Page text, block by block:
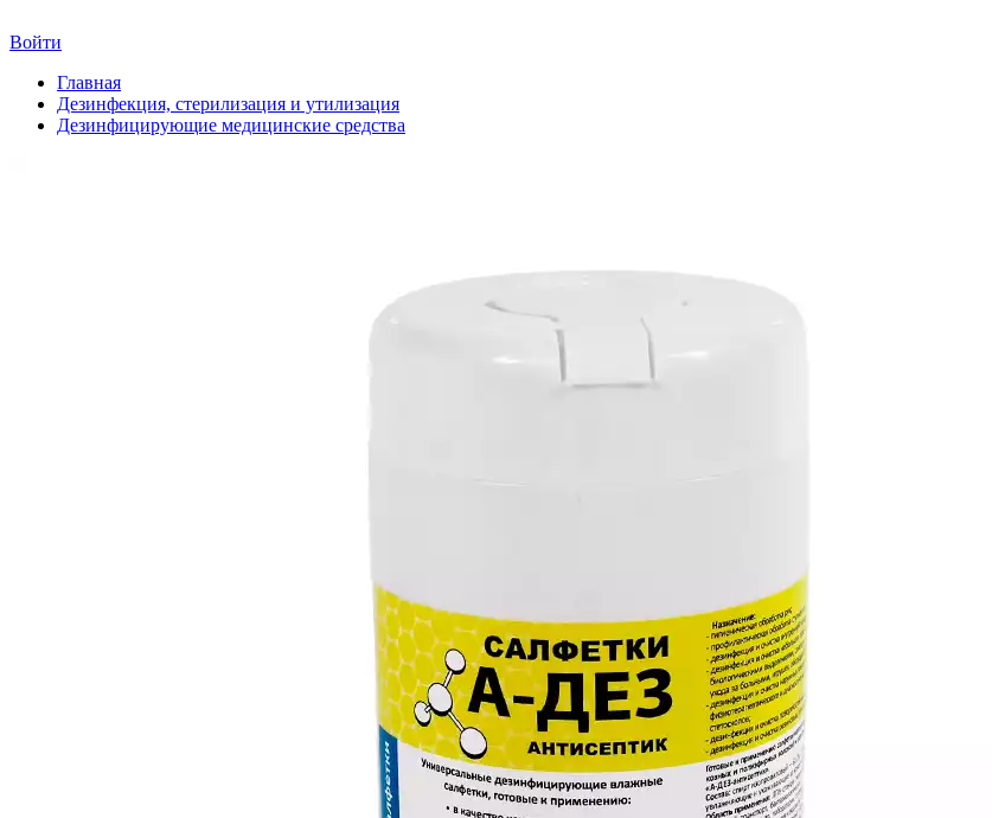
Войти
Главная
Дезинфекция, стерилизация и утилизация
Дезинфицирующие медицинские средства